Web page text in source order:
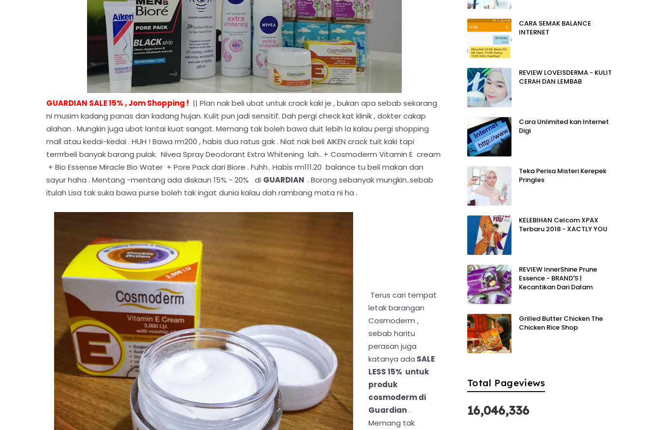
GUARDIAN SALE 15% , Jom Shopping ! || Plan nak beli ubat untuk crack kaki je , bukan apa sebab sekarang
ni musim kadang panas dan kadang hujan. Kulit pun jadi sensitif. Dah pergi check kat klinik , dokter cakap
alahan . Mungkin juga ubat lantai kuat sangat. Memang tak boleh bawa duit lebih la kalau pergi shopping
mall atau kedai-kedai . HUH ! Bawa rm200 , habis dua ratus gak . Niat nak beli AIKEN crack tuit kaki tapi
terrrrbeli banyak barang pulak. Nivea Spray Deodorant Extra Whitening lah.. + Cosmoderm Vitamin E cream
+ Bio Essense Miracle Bio Water + Pore Pack dari Biore . Fuhh.. Habis rm111.20 balance tu beli makan dan
sayur haha . Mentang -mentang ada diskaun 15% - 20% di GUARDIAN . Borong sebanyak mungkin..sebab
itulah Lisa tak suka bawa purse boleh tak ingat dunia kalau dah rambang mata ni ha .
Terus cari tempat
letak barangan
Cosmoderm ,
sebab haritu
perasan juga
katanya ada SALE
LESS 15% untuk
produk
cosmoderm di
Guardian.
Memang tak
CARA SEMAK BALANCE
INTERNET
REVIEW LOVEISDERMA - KULIT
CERAH DAN LEMBAB
Cara Unlimited kan Internet
Digi
Teka Perisa Misteri Kerepek
Pringles
KELEBIHAN Celcom XPAX
Terbaru 2018 - XACTLY YOU
REVIEW InnerShine Prune
Essence - BRAND'S |
Kecantikan Dari Dalam
Grilled Butter Chicken The
Chicken Rice Shop
Total Pageviews
16,046,336